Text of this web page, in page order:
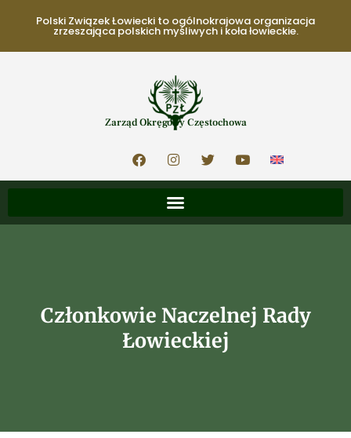
Polski Związek Łowiecki to ogólnokrajowa organizacja
zrzeszająca polskich myśliwych i koła łowieckie.
Zarząd Okręgowy Częstochowa
Członkowie Naczelnej Rady
Łowieckiej